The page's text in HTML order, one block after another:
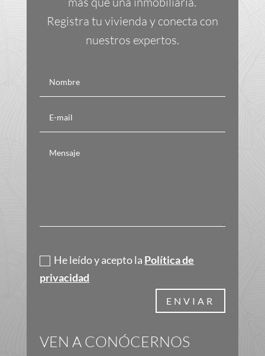
Registra tu vivienda y conecta con
nuestros expertos.
He leído y acepto la Política de
privacidad
ENVIAR
VEN A CONÓCERNOS